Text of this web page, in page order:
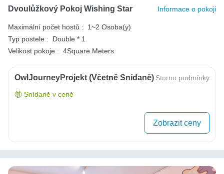
Dvoulůžkový Pokoj Wishing Star Informace o pokoji
Maximální počet hostů :
1~2 Osoba(y)
Typ postele :
Double * 1
Velikost pokoje : 4Square Meters
OwlJourneyProjekt (včetně Snídaně) Storno podmínky
Snídaně v ceně
Zobrazit ceny